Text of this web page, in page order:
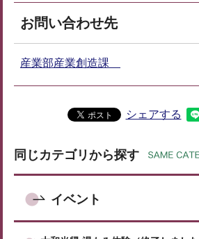
お問い合わせ先
産業部産業創造課
シェアする
同じカテゴリから探す
イベント